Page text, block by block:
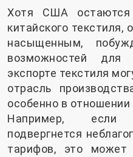
Хотя США
китайского текстиля,
насыщенным,
возможностей
экспорте текстиля
отрасль
особенно в отношении
Например, если
подвергнется
тарифов, это